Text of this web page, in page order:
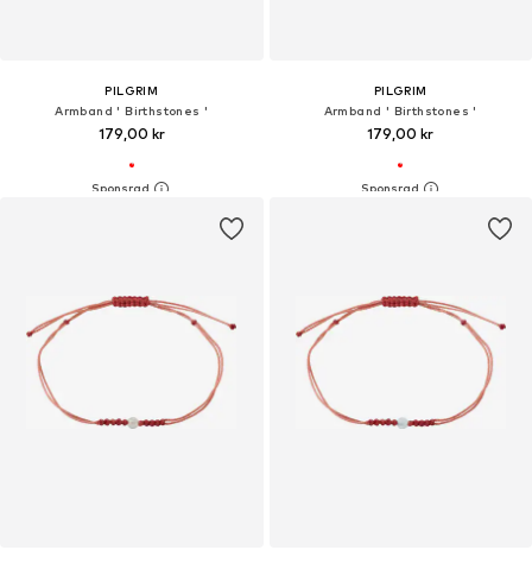
PILGRIM
Armband ' Birthstones '
179,00 kr
PILGRIM
Armband ' Birthstones '
179,00 kr